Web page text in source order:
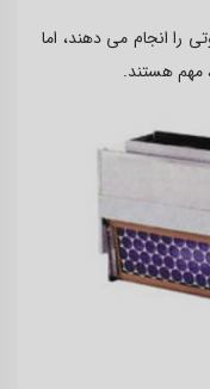
را انجام می دهند، اما
مهم هستند.